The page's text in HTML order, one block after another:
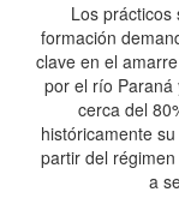
Los prácticos
formación
clave en el
por el río Paraná
cerca del
históricamente
partir del
a